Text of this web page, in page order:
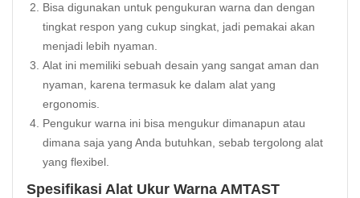
Bisa digunakan untuk pengukuran warna dan dengan
tingkat respon yang cukup singkat, jadi pemakai akan
menjadi lebih nyaman.
Alat ini memiliki sebuah desain yang sangat aman dan
nyaman, karena termasuk ke dalam alat yang
ergonomis.
Pengukur warna ini bisa mengukur dimanapun atau
dimana saja yang Anda butuhkan, sebab tergolong alat
yang flexibel.
Spesifikasi Alat Ukur Warna AMTAST